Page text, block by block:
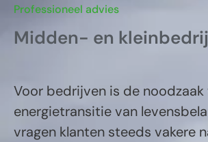
Professioneel advies
Midden- en
Voor bedrijven is de noodzaak
energietransitie van
vragen klanten steeds vakere